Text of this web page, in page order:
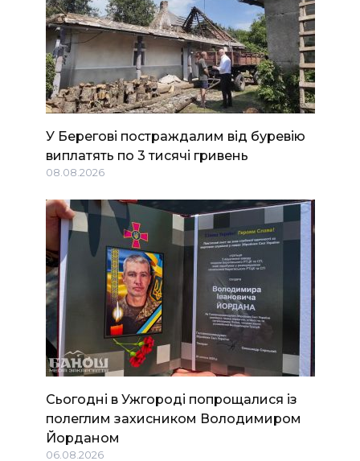
У Берегові постраждалим від буревію
виплатять по 3 тисячі гривень
08.08.2026
Сьогодні в Ужгороді попрощалися із
полеглим захисником Володимиром
Йорданом
06.08.2026